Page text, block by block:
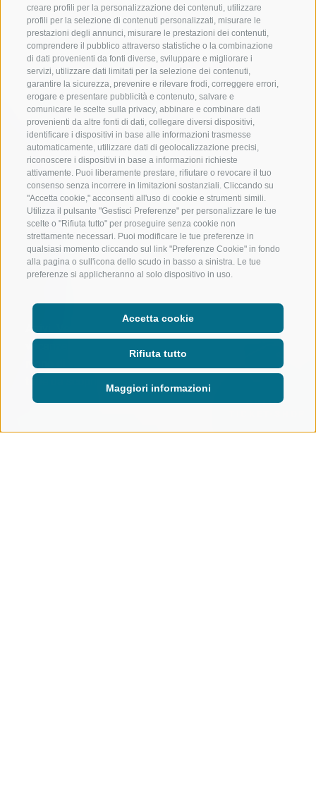
creare profili per la personalizzazione dei contenuti, utilizzare
profili per la selezione di contenuti personalizzati, misurare le
prestazioni degli annunci, misurare le prestazioni dei contenuti,
comprendere il pubblico attraverso statistiche o la combinazione
di dati provenienti da fonti diverse, sviluppare e migliorare i
servizi, utilizzare dati limitati per la selezione dei contenuti,
garantire la sicurezza, prevenire e rilevare frodi, correggere errori,
erogare e presentare pubblicità e contenuto, salvare e
comunicare le scelte sulla privacy, abbinare e combinare dati
provenienti da altre fonti di dati, collegare diversi dispositivi,
identificare i dispositivi in base alle informazioni trasmesse
automaticamente, utilizzare dati di geolocalizzazione precisi,
riconoscere i dispositivi in base a informazioni richieste
attivamente. Puoi liberamente prestare, rifiutare o revocare il tuo
consenso senza incorrere in limitazioni sostanziali. Cliccando su
"Accetta cookie," acconsenti all'uso di cookie e strumenti simili.
Utilizza il pulsante "Gestisci Preferenze" per personalizzare le tue
scelte o "Rifiuta tutto" per proseguire senza cookie non
strettamente necessari. Puoi modificare le tue preferenze in
qualsiasi momento cliccando sul link "Preferenze Cookie" in fondo
alla pagina o sull'icona dello scudo in basso a sinistra. Le tue
preferenze si applicheranno al solo dispositivo in uso.
Accetta cookie
Rifiuta tutto
Maggiori informazioni
Arrivi. Vedi. Resti. L’area
vacanze Racines-Giovo è un
regno di varietà e opportunità
tutte da scoprire.
ONLINE